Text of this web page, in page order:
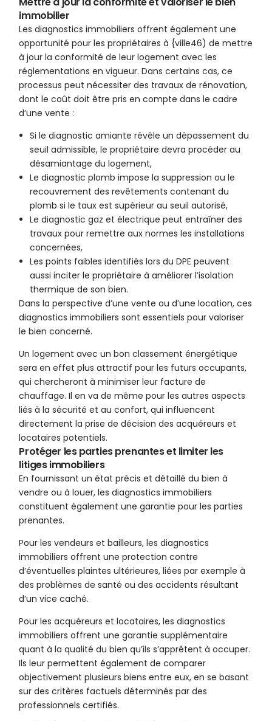
immobilier
Les diagnostics immobiliers offrent également une
opportunité pour les propriétaires à {ville46) de mettre
à jour la conformité de leur logement avec les
réglementations en vigueur. Dans certains cas, ce
processus peut nécessiter des travaux de rénovation,
dont le coût doit être pris en compte dans le cadre
d’une vente :
Si le diagnostic amiante révèle un dépassement du
seuil admissible, le propriétaire devra procéder au
désamiantage du logement,
Le diagnostic plomb impose la suppression ou le
recouvrement des revêtements contenant du
plomb si le taux est supérieur au seuil autorisé,
Le diagnostic gaz et électrique peut entraîner des
travaux pour remettre aux normes les installations
concernées,
Les points faibles identifiés lors du DPE peuvent
aussi inciter le propriétaire à améliorer l’isolation
thermique de son bien.
Dans la perspective d’une vente ou d’une location, ces
diagnostics immobiliers sont essentiels pour valoriser
le bien concerné.
Un logement avec un bon classement énergétique
sera en effet plus attractif pour les futurs occupants,
qui chercheront à minimiser leur facture de
chauffage. Il en va de même pour les autres aspects
liés à la sécurité et au confort, qui influencent
directement la prise de décision des acquéreurs et
locataires potentiels.
Protéger les parties prenantes et limiter les
litiges immobiliers
En fournissant un état précis et détaillé du bien à
vendre ou à louer, les diagnostics immobiliers
constituent également une garantie pour les parties
prenantes.
Pour les vendeurs et bailleurs, les diagnostics
immobiliers offrent une protection contre
d’éventuelles plaintes ultérieures, liées par exemple à
des problèmes de santé ou des accidents résultant
d’un vice caché.
Pour les acquéreurs et locataires, les diagnostics
immobiliers offrent une garantie supplémentaire
quant à la qualité du bien qu’ils s’apprêtent à occuper.
Ils leur permettent également de comparer
objectivement plusieurs biens entre eux, en se basant
sur des critères factuels déterminés par des
professionnels certifiés.